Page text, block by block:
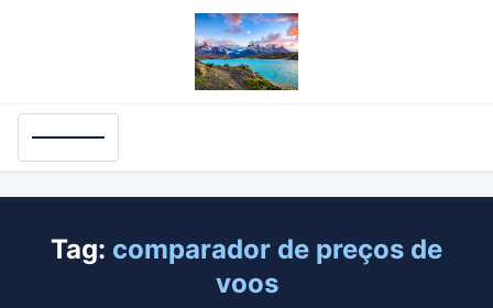
Tag: comparador de preços de
voos